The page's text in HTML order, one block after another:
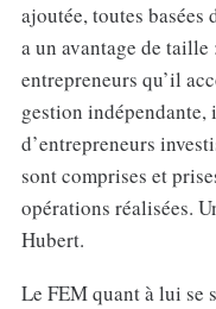
ajoutée, toutes
a un avantage de
entrepreneurs qu’il
gestion
d’entrepreneurs
sont comprises et
opérations réalisées.
Hubert.
Le FEM quant à lui se